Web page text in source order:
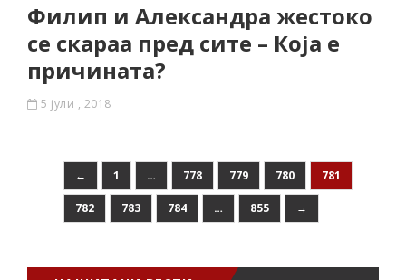
Филип и Александра жестоко
се скараа пред сите – Која е
причината?
5 јули , 2018
← 1 … 778 779 780 781
782 783 784 … 855 →